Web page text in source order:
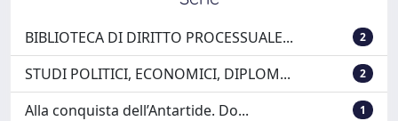
BIBLIOTECA DI DIRITTO PROCESSUALE... 2
STUDI POLITICI, ECONOMICI, DIPLOM... 2
Alla conquista dell’Antartide. Do... 1